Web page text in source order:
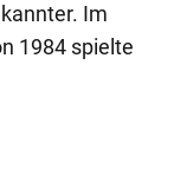
Im
1984 spielte